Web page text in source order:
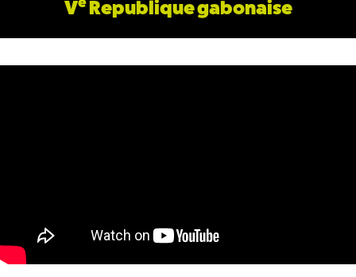
V Republique gabonaise